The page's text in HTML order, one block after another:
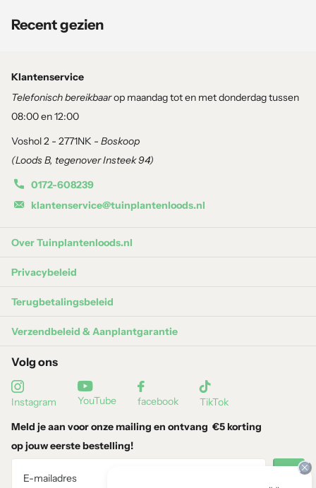
Als u verse Pokon Bio Potgrond en Siergrassen &
kwaliteit en prestaties. Wij staan achter onze producten en
streven ernaar om ervoor te zorgen dat ze voldoen aan uw
verwachtingen en de behoeften van uw planten.
Pokon Bio Moestuin Grond 20L – Tuinplantenloods
Pokon Bio Moestuin Mest 1kg – Tuinplantenloods
Recent gezien
Klantenservice
Telefonisch bereikbaarop maandag tot en met donderdag tussen
08:00 en 12:00
Voshol 2 - 2771NK - Boskoop
(Loods B, tegenover Insteek 94)
0172-608239
klantenservice@tuinplantenloods.nl
Over Tuinplantenloods.nl
Privacybeleid
Terugbetalingsbeleid
Verzendbeleid & Aanplantgarantie
Volg ons
Instagram YouTube facebook
TikTok
Meld je aan voor onze mailing en ontvang €5 korting
op jouw eerste bestelling!